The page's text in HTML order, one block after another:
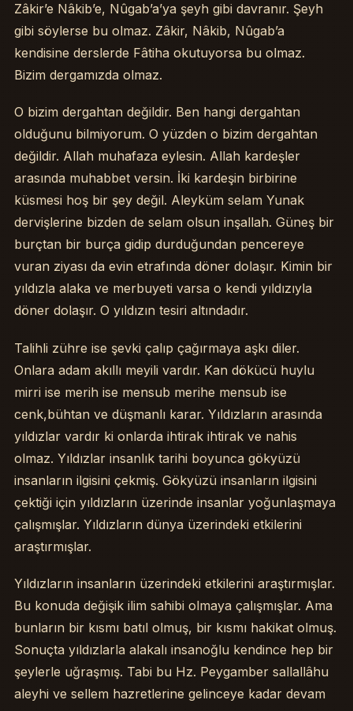
Zâkir’e Nâkib’e, Nûgab’a’ya şeyh gibi davranır. Şeyh
gibi söylerse bu olmaz. Zâkir, Nâkib, Nûgab’a
kendisine derslerde Fâtiha okutuyorsa bu olmaz.
Bizim dergamızda olmaz.
O bizim dergahtan değildir. Ben hangi dergahtan
olduğunu bilmiyorum. O yüzden o bizim dergahtan
değildir. Allah muhafaza eylesin. Allah kardeşler
arasında muhabbet versin. İki kardeşin birbirine
küsmesi hoş bir şey değil. Aleyküm selam Yunak
dervişlerine bizden de selam olsun inşallah. Güneş bir
burçtan bir burça gidip durduğundan pencereye
vuran ziyası da evin etrafında döner dolaşır. Kimin bir
yıldızla alaka ve merbuyeti varsa o kendi yıldızıyla
döner dolaşır. O yıldızın tesiri altındadır.
Talihli zühre ise şevki çalıp çağırmaya aşkı diler.
Onlara adam akıllı meyili vardır. Kan dökücü huylu
mirri ise merih ise mensub merihe mensub ise
cenk,bühtan ve düşmanlı karar. Yıldızların arasında
yıldızlar vardır ki onlarda ihtirak ihtirak ve nahis
olmaz. Yıldızlar insanlık tarihi boyunca gökyüzü
insanların ilgisini çekmiş. Gökyüzü insanların ilgisini
çektiği için yıldızların üzerinde insanlar yoğunlaşmaya
çalışmışlar. Yıldızların dünya üzerindeki etkilerini
araştırmışlar.
Yıldızların insanların üzerindeki etkilerini araştırmışlar.
Bu konuda değişik ilim sahibi olmaya çalışmışlar. Ama
bunların bir kısmı batıl olmuş, bir kısmı hakikat olmuş.
Sonuçta yıldızlarla alakalı insanoğlu kendince hep bir
şeylerle uğraşmış. Tabi bu Hz. Peygamber sallallâhu
aleyhi ve sellem hazretlerine gelinceye kadar devam